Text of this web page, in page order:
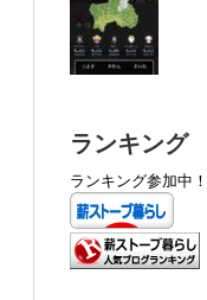
ランキング
ランキング参加中